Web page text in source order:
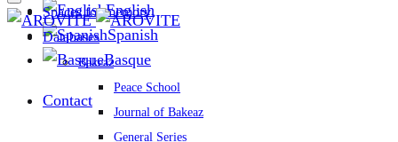
English
Spanish
Basque
Contact
Spaces for memory
Databases
Bakeaz
Peace School
Journal of Bakeaz
General Series